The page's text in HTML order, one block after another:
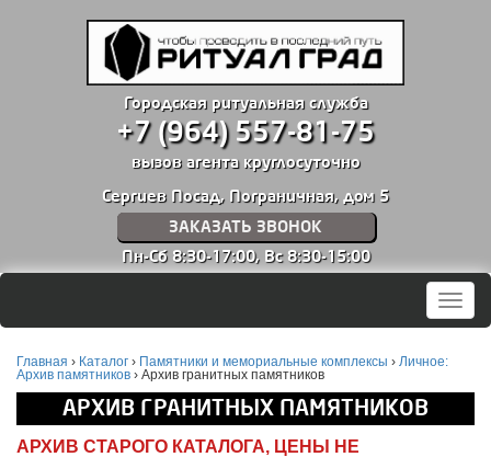
Городская ритуальная служба
+7 (964) 557-81-75
вызов агента круглосуточно
Сергиев Посад, Пограничная, дом 5
ЗАКАЗАТЬ ЗВОНОК
Пн-Сб 8:30-17:00, Вс 8:30-15:00
Меню
Главная › Каталог › Памятники и мемориальные комплексы › Личное:
Архив памятников › Архив гранитных памятников
АРХИВ ГРАНИТНЫХ ПАМЯТНИКОВ
АРХИВ СТАРОГО КАТАЛОГА, ЦЕНЫ НЕ